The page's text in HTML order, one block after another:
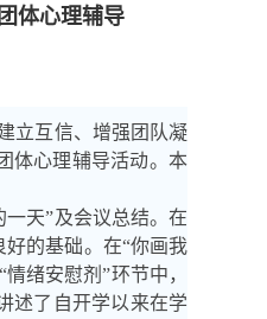
体心理辅导
立互信、增强团队凝
体心理辅导活动。本
一天”及会议总结。在
的基础。在“你画我
绪安慰剂”环节中，
述了自开学以来在学